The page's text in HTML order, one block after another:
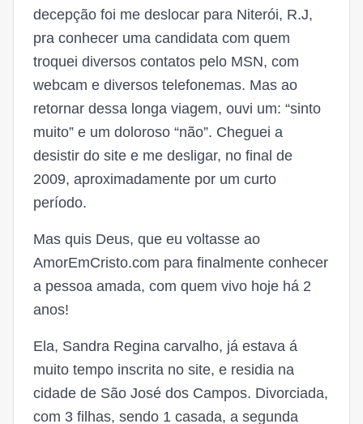
decepção foi me deslocar para Niterói, R.J,
pra conhecer uma candidata com quem
troquei diversos contatos pelo MSN, com
webcam e diversos telefonemas. Mas ao
retornar dessa longa viagem, ouvi um: “sinto
muito” e um doloroso “não”. Cheguei a
desistir do site e me desligar, no final de
2009, aproximadamente por um curto
período.
Mas quis Deus, que eu voltasse ao
AmorEmCristo.com para finalmente conhecer
a pessoa amada, com quem vivo hoje há 2
anos!
Ela, Sandra Regina carvalho, já estava á
muito tempo inscrita no site, e residia na
cidade de São José dos Campos. Divorciada,
com 3 filhas, sendo 1 casada, a segunda